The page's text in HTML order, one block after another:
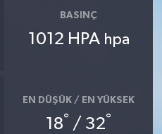
BASINÇ
1012 HPA hpa
EN DÜŞÜK / EN YÜKSEK
18° / 32°